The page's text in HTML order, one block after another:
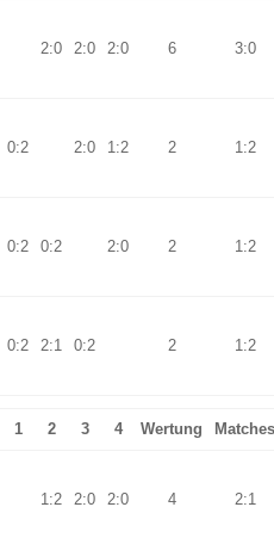
2:0 2:0 2:0 6 3:0
0:2 2:0 1:2 2 1:2
0:2 0:2 2:0 2 1:2
0:2 2:1 0:2 2 1:2
1 2 3 4 Wertung Matches
1:2 2:0 2:0 4 2:1